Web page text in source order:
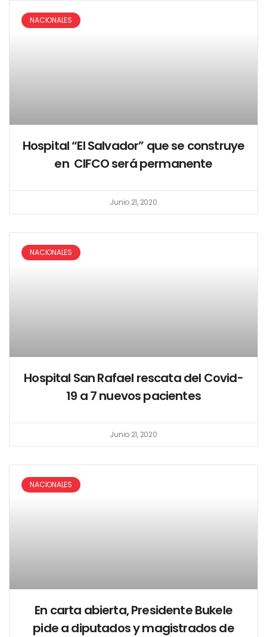
NACIONALES
Hospital “El Salvador” que se construye
en CIFCO será permanente
Junio 21, 2020
NACIONALES
Hospital San Rafael rescata del Covid-
19 a 7 nuevos pacientes
Junio 21, 2020
NACIONALES
En carta abierta, Presidente Bukele
pide a diputados y magistrados de